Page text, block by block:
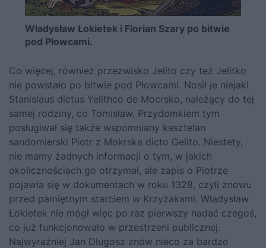
Władysław Łokietek i Florian Szary po bitwie
pod Płowcami.
Co więcej, również przezwisko Jelito czy też Jelitko
nie powstało po bitwie pod Płowcami. Nosił je niejaki
Stanislaus dictus Yelithco de Mocrsko, należący do tej
samej rodziny, co Tomisław. Przydomkiem tym
posługiwał się także wspomniany kasztelan
sandomierski Piotr z Mokrska dicto Gelito. Niestety,
nie mamy żadnych informacji o tym, w jakich
okolicznościach go otrzymał, ale zapis o Piotrze
pojawia się w dokumentach w roku 1328, czyli znowu
przed pamiętnym starciem w Krzyżakami. Władysław
Łokietek nie mógł więc po raz pierwszy nadać czegoś,
co już funkcjonowało w przestrzeni publicznej.
Najwyraźniej Jan Długosz znów nieco za bardzo